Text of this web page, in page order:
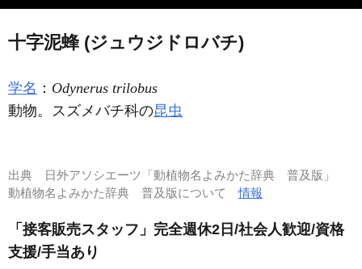
十字泥蜂 (ジュウジドロバチ)
学名 ： Odynerus trilobus
動物。スズメバチ科の昆虫
出典
日外アソシエーツ「動植物名よみかた辞典 普及版」
動植物名よみかた辞典 普及版について情報
「接客販売スタッフ」完全週休2日/社会人歓迎/資格
支援/手当あり